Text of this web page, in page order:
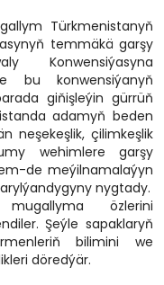
Türkmenistanyň
temmäkä garşy
Konwensiýasyna
bu konwensiýanyň
giňişleýin gürrüň
adamyň beden
neşekeşlik, çilimkeşlik
wehimlere garşy
de meýilnamalaýyn
nygtady.
özlerini
Şeýle sapaklaryň
bilimini we
döredýär.